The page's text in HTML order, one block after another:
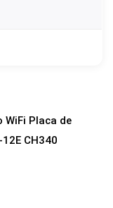
WiFi Placa de
CH340